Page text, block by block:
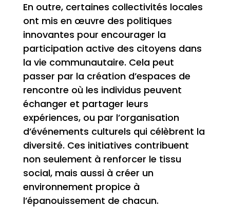
En outre, certaines collectivités locales
ont mis en œuvre des politiques
innovantes pour encourager la
participation active des citoyens dans
la vie communautaire. Cela peut
passer par la création d’espaces de
rencontre où les individus peuvent
échanger et partager leurs
expériences, ou par l’organisation
d’événements culturels qui célèbrent la
diversité. Ces initiatives contribuent
non seulement à renforcer le tissu
social, mais aussi à créer un
environnement propice à
l’épanouissement de chacun.